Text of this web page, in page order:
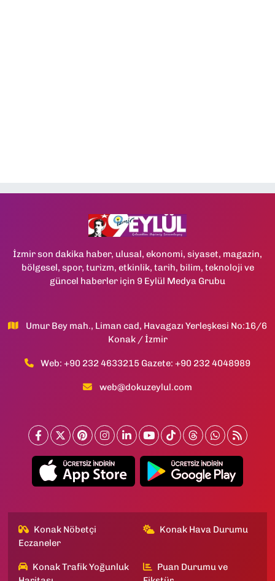
İzmir son dakika haber, ulusal, ekonomi, siyaset, magazin,
bölgesel, spor, turizm, etkinlik, tarih, bilim, teknoloji ve
güncel haberler için 9 Eylül Medya Grubu
Umur Bey mah., Liman cad, Havagazı Yerleşkesi No:16/6
Konak / İzmir
Web: +90 232 4633215 Gazete: +90 232 4048989
web@dokuzeylul.com
Konak Nöbetçi
Eczaneler
Konak Hava Durumu
Konak Trafik Yoğunluk
Puan Durumu ve